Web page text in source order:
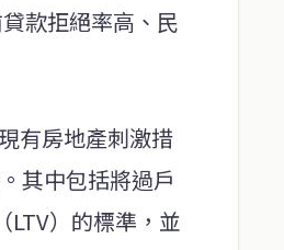
款拒絕率高、民
有房地產刺激措
其中包括將過戶
）的標準，並